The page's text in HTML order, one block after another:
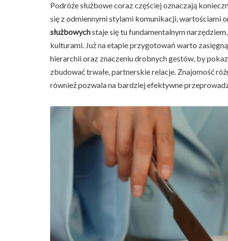
Podróże służbowe coraz częściej oznaczają
się z odmiennymi stylami komunikacji, wartościami
służbowychstaje się tu fundamentalnym
kulturami. Już na etapie przygotowań warto
hierarchii oraz znaczeniu drobnych gestów, by
zbudować trwałe, partnerskie relacje. Znajomość
również pozwala na bardziej efektywne